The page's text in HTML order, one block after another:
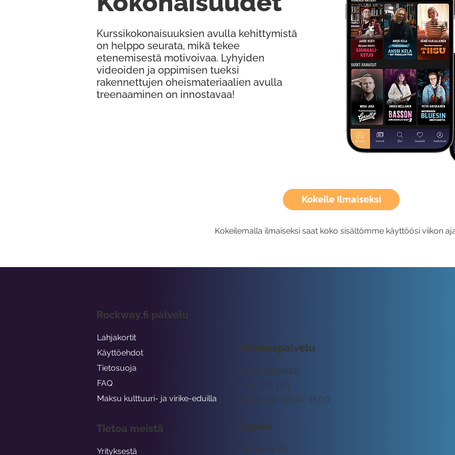
Kokeile Ilmaiseksi
Kokeilemalla ilmaiseksi saat koko sisältömme käyttöösi viikon
Kurssikokonaisuuksien avulla kehittymistä
on helppo seurata, mikä tekee
etenemisestä motivoivaa. Lyhyiden
videoiden ja oppimisen tueksi
rakennettujen oheismateriaalien avulla
treenaaminen on innostavaa!
Asiakaspalvelu
tuki@rockway.fi
Arkisin klo 09:00 -15:00
045 7731 1111
Osoite
Rockway Oy
Rockway.fi palvelu
Lahjakortit
Käyttöehdot
Tietosuoja
FAQ
Maksu kulttuuri- ja virike-eduilla
Tietoa meistä
Yrityksestä